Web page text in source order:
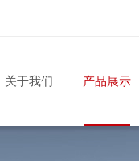
关于我们 产品展示